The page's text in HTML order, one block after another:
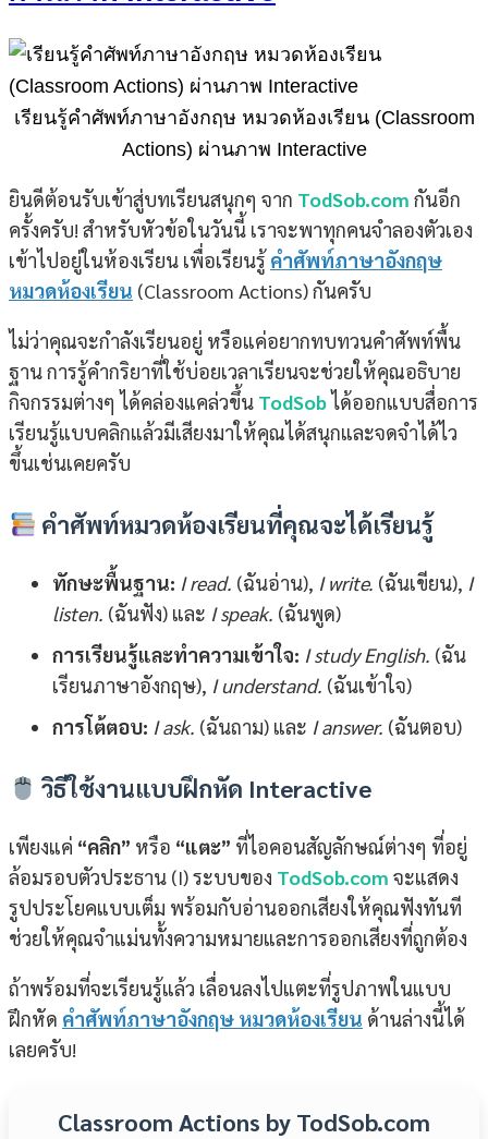
เรียนรู้คำศัพท์ภาษาอังกฤษ หมวดห้องเรียน (Classroom
Actions) ผ่านภาพ Interactive
ยินดีต้อนรับเข้าสู่บทเรียนสนุกๆ จาก TodSob.com กันอีก
ครั้งครับ! สำหรับหัวข้อในวันนี้ เราจะพาทุกคนจำลองตัวเอง
เข้าไปอยู่ในห้องเรียน เพื่อเรียนรู้ คำศัพท์ภาษาอังกฤษ
หมวดห้องเรียน (Classroom Actions) กันครับ
ไม่ว่าคุณจะกำลังเรียนอยู่ หรือแค่อยากทบทวนคำศัพท์พื้น
ฐาน การรู้คำกริยาที่ใช้บ่อยเวลาเรียนจะช่วยให้คุณอธิบาย
กิจกรรมต่างๆ ได้คล่องแคล่วขึ้น TodSobได้ออกแบบสื่อการ
เรียนรู้แบบคลิกแล้วมีเสียงมาให้คุณได้สนุกและจดจำได้ไว
ขึ้นเช่นเคยครับ
คำศัพท์หมวดห้องเรียนที่คุณจะได้เรียนรู้
ทักษะพื้นฐาน: I read. (ฉันอ่าน), I write. (ฉันเขียน), I
listen. (ฉันฟัง) และ I speak. (ฉันพูด)
การเรียนรู้และทำความเข้าใจ: I study English. (ฉัน
เรียนภาษาอังกฤษ), I understand. (ฉันเข้าใจ)
การโต้ตอบ: I ask. (ฉันถาม) และ I answer. (ฉันตอบ)
วิธีใช้งานแบบฝึกหัด Interactive
เพียงแค่ “คลิก” หรือ “แตะ” ที่ไอคอนสัญลักษณ์ต่างๆ ที่อยู่
ล้อมรอบตัวประธาน (I) ระบบของ TodSob.com จะแสดง
รูปประโยคแบบเต็ม พร้อมกับอ่านออกเสียงให้คุณฟังทันที
ช่วยให้คุณจำแม่นทั้งความหมายและการออกเสียงที่ถูกต้อง
ถ้าพร้อมที่จะเรียนรู้แล้ว เลื่อนลงไปแตะที่รูปภาพในแบบ
ฝึกหัด คำศัพท์ภาษาอังกฤษ หมวดห้องเรียน ด้านล่างนี้ได้
เลยครับ!
Classroom Actions by TodSob.com